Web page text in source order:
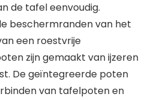
de tafel eenvoudig.
beschermranden van het
een roestvrije
zijn gemaakt van ijzeren
De geïntegreerde poten
van tafelpoten en